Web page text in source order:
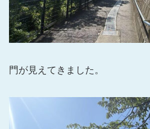
門が見えてきました。